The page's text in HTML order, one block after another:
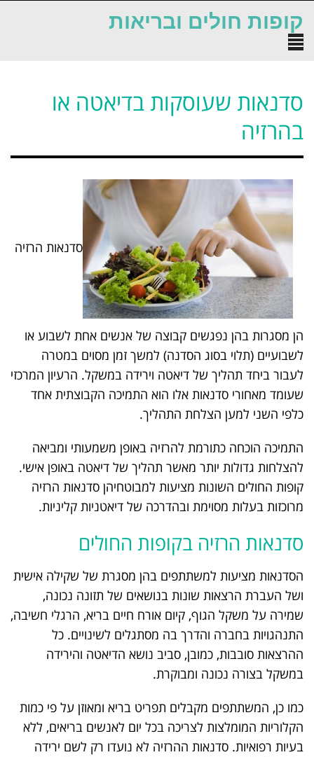
קופות חולים ובריאות
תפריט
סדנאות שעוסקות בדיאטה או
בהרזיה
סדנאות הרזיה
הן מסגרות בהן נפגשים קבוצה של אנשים אחת לשבוע או
לשבועיים (תלוי בסוג הסדנה) למשך זמן מסוים במטרה
לעבור ביחד תהליך של דיאטה וירידה במשקל. הרעיון המרכזי
שעומד מאחורי סדנאות אלו הוא התמיכה הקבוצתית אחד
כלפי השני למען הצלחת התהליך.
התמיכה הוכחה כתורמת להרזיה באופן משמעותי ומביאה
להצלחות גדולות יותר מאשר תהליך של דיאטה באופן אישי.
קופות החולים השונות מציעות למבוטחיהן סדנאות הרזיה
מרוכזות בעלות מסוימת ובהדרכה של דיאטניות קליניות.
סדנאות הרזיה בקופות החולים
הסדנאות מציעות למשתתפים בהן מסגרת של שקילה אישית
ושל העברת הרצאות שונות בנושאים של תזונה נכונה,
שמירה על משקל הגוף, קיום אורח חיים בריא, הרגלי חשיבה,
התנהגויות בחברה והדרך בה מסתגלים לשינויים. כל
ההרצאות סובבות, כמובן, סביב נושא הדיאטה והירידה
במשקל בצורה נכונה ומבוקרת.
כמו כן, המשתתפים מקבלים תפריט בריא ומאוזן על פי כמות
הקלוריות המומלצות לצריכה בכל יום לאנשים בריאים, ללא
בעיות רפואיות. סדנאות ההרזיה לא נועדו רק לשם ירידה